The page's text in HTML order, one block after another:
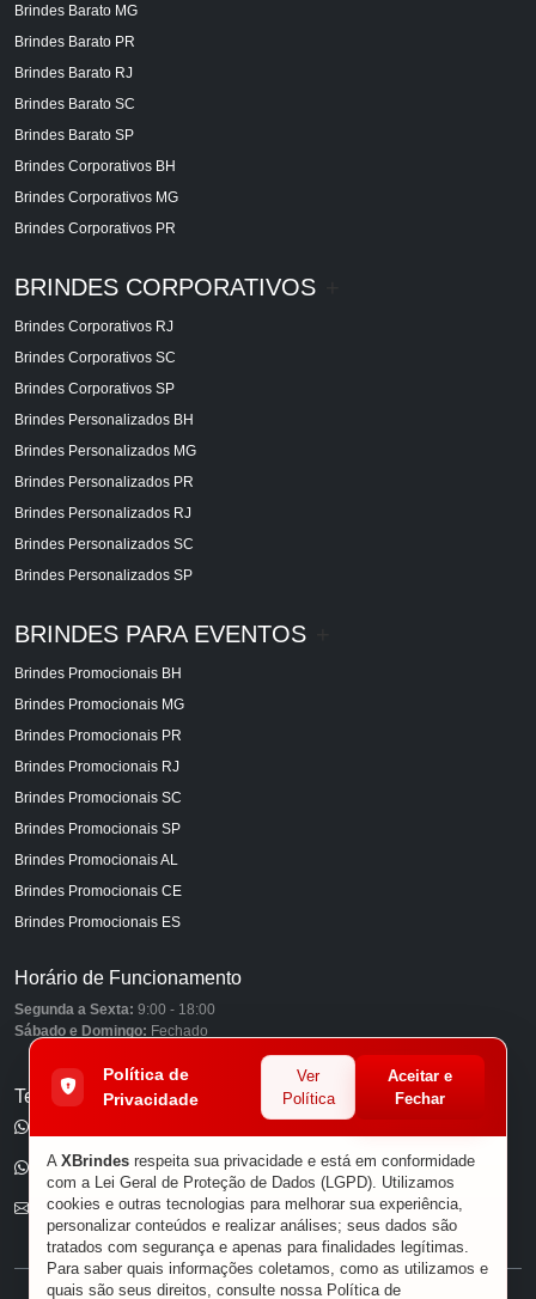
Brindes Barato MG
Brindes Barato PR
Brindes Barato RJ
Brindes Barato SC
Brindes Barato SP
Brindes Corporativos BH
Brindes Corporativos MG
Brindes Corporativos PR
BRINDES CORPORATIVOS
Brindes Corporativos RJ
Brindes Corporativos SC
Brindes Corporativos SP
Brindes Personalizados BH
Brindes Personalizados MG
Brindes Personalizados PR
Brindes Personalizados RJ
Brindes Personalizados SC
Brindes Personalizados SP
BRINDES PARA EVENTOS
Brindes Promocionais BH
Brindes Promocionais MG
Brindes Promocionais PR
Brindes Promocionais RJ
Brindes Promocionais SC
Brindes Promocionais SP
Brindes Promocionais AL
Brindes Promocionais CE
Brindes Promocionais ES
Horário de Funcionamento
Segunda a Sexta: 9:00 - 18:00
Sábado e Domingo: Fechado
Telefones
(11) 96585-7462
E-mail
Política de
Privacidade
Ver
Política
Aceitar e
Fechar
A XBrindes respeita sua privacidade e está em conformidade
com a Lei Geral de Proteção de Dados (LGPD). Utilizamos
cookies e outras tecnologias para melhorar sua experiência,
personalizar conteúdos e realizar análises; seus dados são
tratados com segurança e apenas para finalidades legítimas.
Para saber quais informações coletamos, como as utilizamos e
quais são seus direitos, consulte nossa Política de